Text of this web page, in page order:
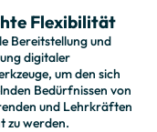
Flexibilität
Bereitstellung und
digitaler
um den sich
Bedürfnissen von
und Lehrkräften
zu werden.